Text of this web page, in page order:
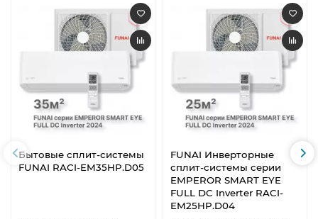
Бытовые сплит-системы
FUNAI RACI-EM35HP.D05
FUNAI Инверторные
сплит-системы серии
EMPEROR SMART EYE
FULL DC Inverter RACI-
EM25HP.D04